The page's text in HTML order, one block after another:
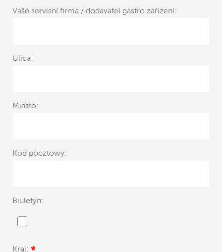
Vaše servisní firma / dodavatel gastro zařízení:
Ulica:
Miasto:
Kod pocztowy:
Biuletyn:
Kraj: